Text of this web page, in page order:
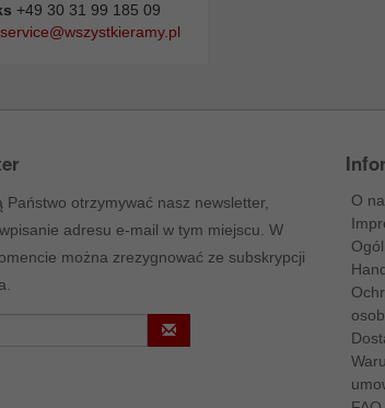
+49 30 31 99 185 09
service@wszystkieramy.pl
Państwo otrzymywać nasz newsletter,
adresu e-mail w tym miejscu. W
można zrezygnować ze subskrypcji
O